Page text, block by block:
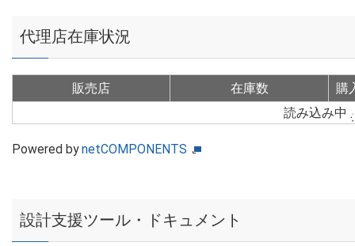
代理店在庫状況
販売店 在庫数
購
読み込み中
Powered bynetCOMPONENTS
設計支援ツール・ドキュメント